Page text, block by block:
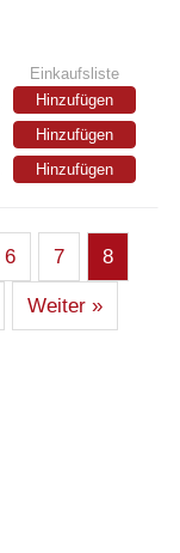
Einkaufsliste
Hinzufügen
Hinzufügen
Hinzufügen
6 7 8
Weiter »